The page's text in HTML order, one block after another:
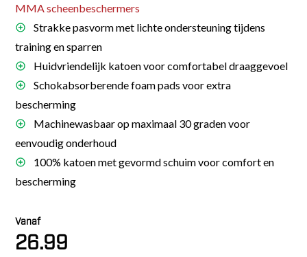
MMA scheenbeschermers
Strakke pasvorm met lichte ondersteuning tijdens
training en sparren
Huidvriendelijk katoen voor comfortabel draaggevoel
Schokabsorberende foam pads voor extra
bescherming
Machinewasbaar op maximaal 30 graden voor
eenvoudig onderhoud
100% katoen met gevormd schuim voor comfort en
bescherming
Vanaf
26.99